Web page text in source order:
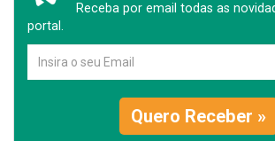
Receba por email todas as
portal.
Quero Receber »